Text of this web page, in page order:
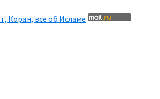
Коран, все об Исламе